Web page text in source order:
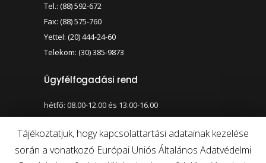
Tel.: (88) 592-672
Fax: (88) 575-760
Yettel: (20) 444-24-60
Telekom: (30) 385-9873
Ügyfélfogadási rend
hétfő: 08.00-12.00 és 13.00-16.00
szerda: 08.00-12.00 és 13.00-17.00
Nagy kontraszt váltása
Tájékoztatjuk, hogy kapcsolattartási adatainak kezelése
során a vonatkozó Európai Uniós Általános Adatvédelmi